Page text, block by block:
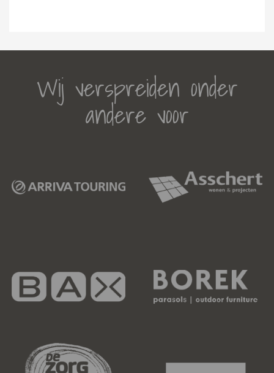
Wij verspreiden onder
andere voor